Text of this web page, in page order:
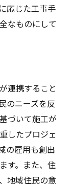
応じた工事手
なものにして
連携すること
のニーズを反
づいて施工が
したプロジェ
の雇用も創出
す。また、住
地域住民の意